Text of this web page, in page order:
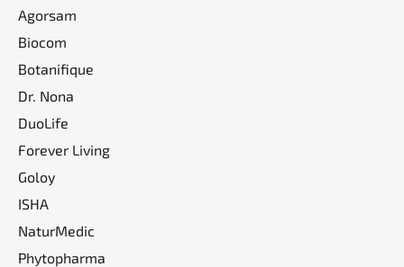
Agorsam
Biocom
Botanifique
Dr. Nona
DuoLife
Forever Living
Goloy
ISHA
NaturMedic
Phytopharma